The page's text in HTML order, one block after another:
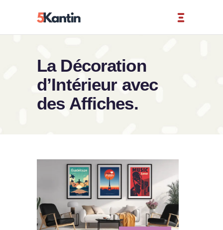
La Décoration
d’Intérieur avec
des Affiches.